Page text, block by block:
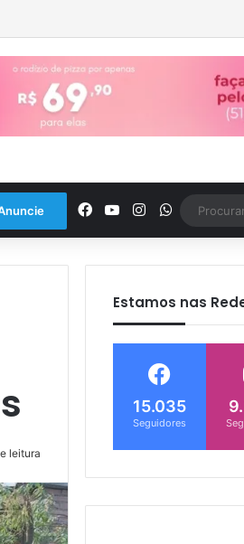
em encontro familiar
Facebook
YouTubeInstagramWhatsApp
leitura
Estamos nas
15.035
Seguidores